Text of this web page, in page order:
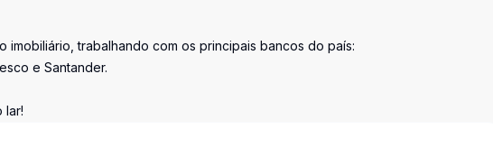
trabalhando com os principais bancos do país:
e Santander.
lar!